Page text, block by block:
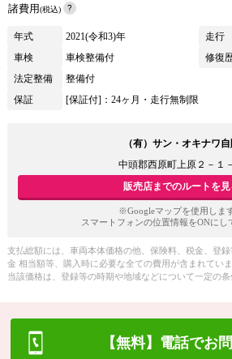
諸費用(税込)
年式 2021(令和3)年 走行
車検
車検整備付 修復
法定整備
整備付
保証
[保証付]：24ヶ月・走行無制限
（有）サン・オキナワ
中頭郡西原町上原２－１
販売店までのルートを見
※Googleマップを使用しま
スマートフォンの位置情報をONにし
支払総額には、車両本体価格の他、保険料、税金、登
金 相当額等、購入時に必要な全ての費用が含まれていま
当該価格は、登録等の時期や地域などについて一定の条
【無料】電話でお